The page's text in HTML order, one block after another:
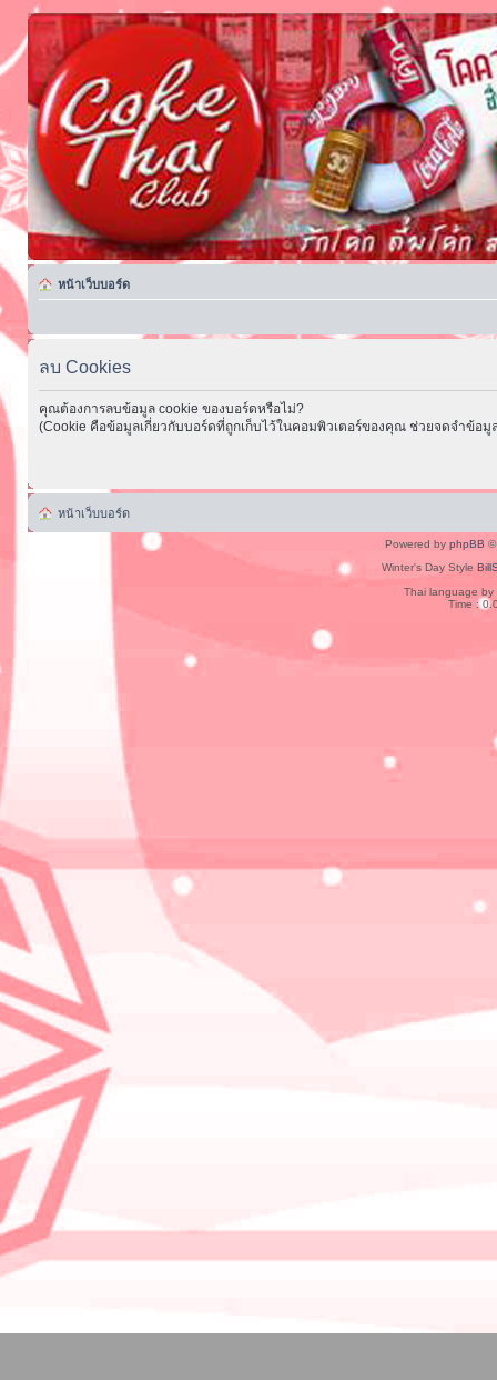
หน้าเว็บบอร์ด
ลบ Cookies
คุณต้องการลบข้อมูล cookie ของบอร์ดหรือไม่?
(Cookie คือข้อมูลเกี่ยวกับบอร์ดที่ถูกเก็บไว้ในคอมพิวเตอร์ของคุณ ช่วยจดจำข้อมู
หน้าเว็บบอร์ด
Powered by phpBB ©
Winter's Day Style
Thai language by
Time :